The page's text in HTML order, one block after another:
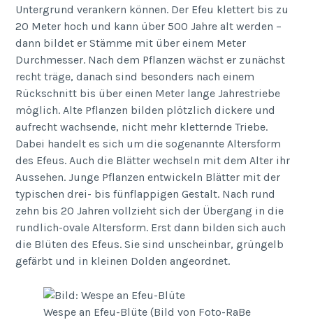
Untergrund verankern können. Der Efeu klettert bis zu
20 Meter hoch und kann über 500 Jahre alt werden –
dann bildet er Stämme mit über einem Meter
Durchmesser. Nach dem Pflanzen wächst er zunächst
recht träge, danach sind besonders nach einem
Rückschnitt bis über einen Meter lange Jahrestriebe
möglich. Alte Pflanzen bilden plötzlich dickere und
aufrecht wachsende, nicht mehr kletternde Triebe.
Dabei handelt es sich um die sogenannte Altersform
des Efeus. Auch die Blätter wechseln mit dem Alter ihr
Aussehen. Junge Pflanzen entwickeln Blätter mit der
typischen drei- bis fünflappigen Gestalt. Nach rund
zehn bis 20 Jahren vollzieht sich der Übergang in die
rundlich-ovale Altersform. Erst dann bilden sich auch
die Blüten des Efeus. Sie sind unscheinbar, grüngelb
gefärbt und in kleinen Dolden angeordnet.
Wespe an Efeu-Blüte (Bild von Foto-RaBe